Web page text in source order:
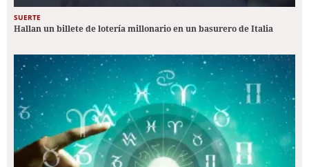
SUERTE
Hallan un billete de lotería millonario en un basurero de Italia